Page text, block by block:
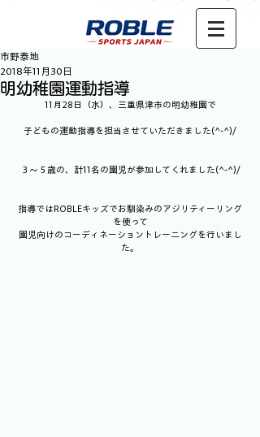
明幼稚園運動指導
市野泰地
2018年11月30日
11月28日（水）、三重県津市の明幼稚園で
子どもの運動指導を担当させていただきました(^-^)/
３～５歳の、計11名の園児が参加してくれました(^-^)/
指導ではROBLEキッズでお馴染みのアジリティーリング
を使って
園児向けのコーディネーショントレーニングを行いまし
た。